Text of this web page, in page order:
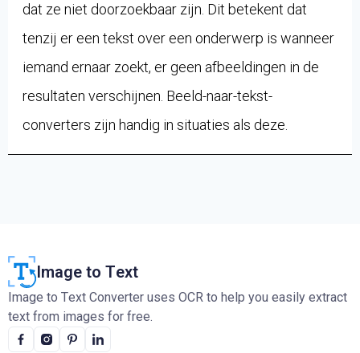
dat ze niet doorzoekbaar zijn. Dit betekent dat
tenzij er een tekst over een onderwerp is wanneer
iemand ernaar zoekt, er geen afbeeldingen in de
resultaten verschijnen. Beeld-naar-tekst-
converters zijn handig in situaties als deze.
Image to Text
Image to Text Converter uses OCR to help you easily extract
text from images for free.